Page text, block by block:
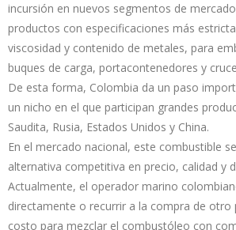
incursión en nuevos segmentos de
productos con especificaciones más
viscosidad y contenido de metales, para
buques de carga, portacontenedores y
De esta forma, Colombia da un paso
un nicho en el que participan grandes
Saudita, Rusia, Estados Unidos y China.
En el mercado nacional, este combustible
alternativa competitiva en precio, calidad y
Actualmente, el operador marino
directamente o recurrir a la compra de
costo para mezclar el combustóleo con